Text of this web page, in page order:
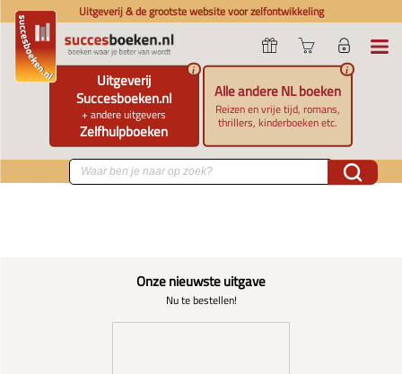
Uitgeverij & de grootste website voor zelfontwikkeling
Uitgeverij
Succesboeken.nl
+ andere uitgevers
Zelfhulpboeken
i
Alle andere NL boeken
Reizen en vrije tijd, romans,
thrillers, kinderboeken etc.
i
Onze nieuwste uitgave
Nu te bestellen!